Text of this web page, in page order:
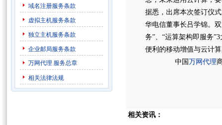
域名注册服务条款
虚拟主机服务条款
独立主机服务条款
企业邮局服务条款
万网代理 服务总章
相关法律法规
据悉，出席本次签订仪
华电信董事长吕学锦。
务”、“运算架构即服务
便利的移动增值与云计
中国 万网代理
相关资讯：